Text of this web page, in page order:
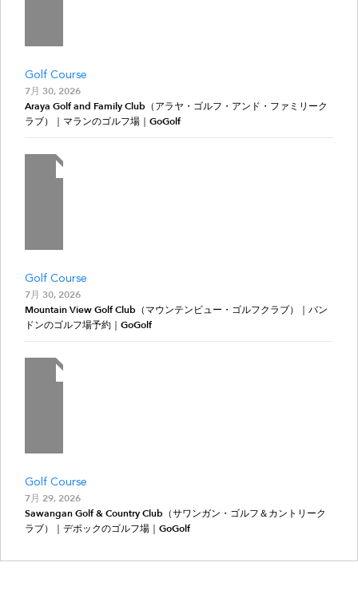
Golf Course
7月 30, 2026
Araya Golf and Family Club（アラヤ・ゴルフ・アンド・ファミリーク
ラブ）｜マランのゴルフ場｜GoGolf
Golf Course
7月 30, 2026
Mountain View Golf Club（マウンテンビュー・ゴルフクラブ）｜バン
ドンのゴルフ場予約｜GoGolf
Golf Course
7月 29, 2026
Sawangan Golf & Country Club（サワンガン・ゴルフ＆カントリーク
ラブ）｜デポックのゴルフ場｜GoGolf